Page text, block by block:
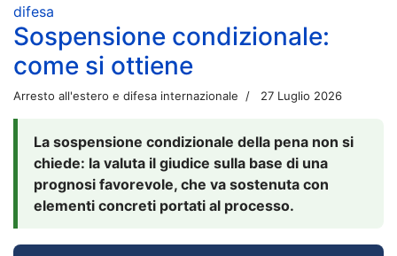
difesa
Sospensione condizionale:
come si ottiene
Arresto all'estero e difesa internazionale 27 Luglio 2026
La sospensione condizionale della pena non si
chiede: la valuta il giudice sulla base di una
prognosi favorevole, che va sostenuta con
elementi concreti portati al processo.